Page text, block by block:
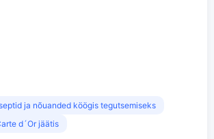
ja nõuanded köögis tegutsemiseks
d´Or jäätis